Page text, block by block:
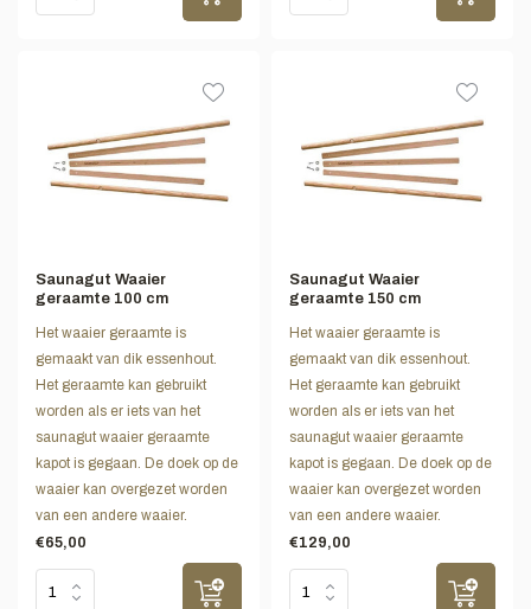
Saunagut Waaier
geraamte 100 cm
Het waaier geraamte is
gemaakt van dik essenhout.
Het geraamte kan gebruikt
worden als er iets van het
saunagut waaier geraamte
kapot is gegaan. De doek op de
waaier kan overgezet worden
van een andere waaier.
€65,00
Saunagut Waaier
geraamte 150 cm
Het waaier geraamte is
gemaakt van dik essenhout.
Het geraamte kan gebruikt
worden als er iets van het
saunagut waaier geraamte
kapot is gegaan. De doek op de
waaier kan overgezet worden
van een andere waaier.
€129,00